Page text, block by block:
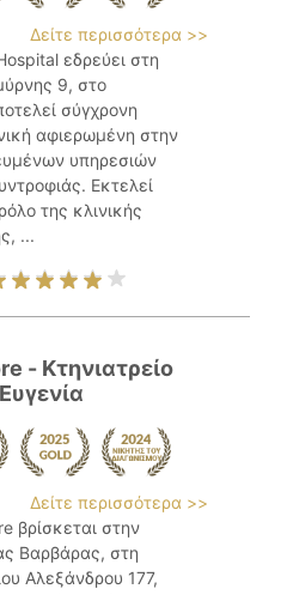
Δείτε περισσότερα >>
εδρεύει στη
9, στο
σύγχρονη
αφιερωμένη στην
υπηρεσιών
Εκτελεί
της κλινικής
...
- Κτηνιατρείο
Δείτε περισσότερα >>
βρίσκεται στην
Βαρβάρας, στη
Αλεξάνδρου 177,